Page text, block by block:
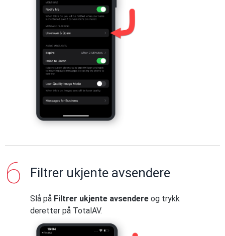
Filtrer ukjente avsendere
Slå på Filtrer ukjente avsendere og trykk
deretter på TotalAV.